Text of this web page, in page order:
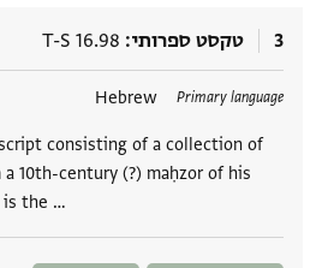
3 טקסט ספרותי T-S 16.98
Primary language
Hebrew
consisting of a collection of
10th-century (?) maḥzor of his
is the …
תגים